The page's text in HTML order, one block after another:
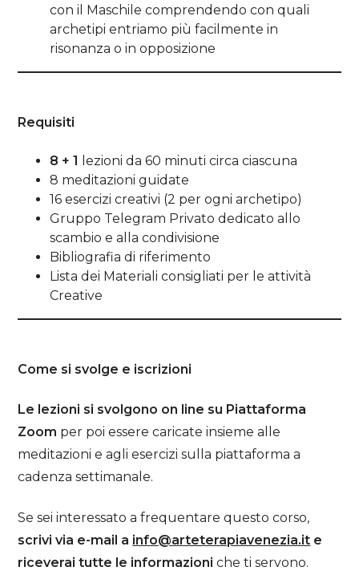
con il Maschile comprendendo con quali
archetipi entriamo più facilmente in
risonanza o in opposizione
Requisiti
8 + 1
lezioni da 60 minuti circa ciascuna
8 meditazioni guidate
16 esercizi creativi (2 per ogni archetipo)
Gruppo Telegram Privato dedicato allo
scambio e alla condivisione
Bibliografia di riferimento
Lista dei Materiali consigliati per le attività
Creative
Come si svolge e iscrizioni
Le lezioni si svolgono on line su Piattaforma
Zoom per poi essere caricate insieme alle
meditazioni e agli esercizi sulla piattaforma a
cadenza settimanale.
Se sei interessato a frequentare questo corso,
scrivi via e-mail a info@arteterapiavenezia.it e
riceverai tutte le informazioni che ti servono.